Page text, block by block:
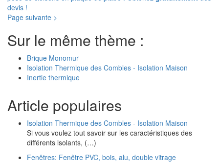
devis !
Page suivante >
Sur le même thème :
Brique Monomur
Isolation Thermique des Combles - Isolation Maison
Inertie thermique
Article populaires
Isolation Thermique des Combles - Isolation Maison
Si vous voulez tout savoir sur les caractéristiques des
différents isolants, (…)
Fenêtres: Fenêtre PVC, bois, alu, double vitrage